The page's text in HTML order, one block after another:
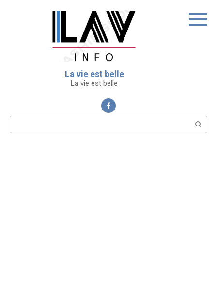
La vie est belle
La vie est belle
Поиск: